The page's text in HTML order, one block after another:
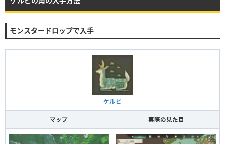
モンスタードロップで入手
ケルビ
マップ 実際の見た目